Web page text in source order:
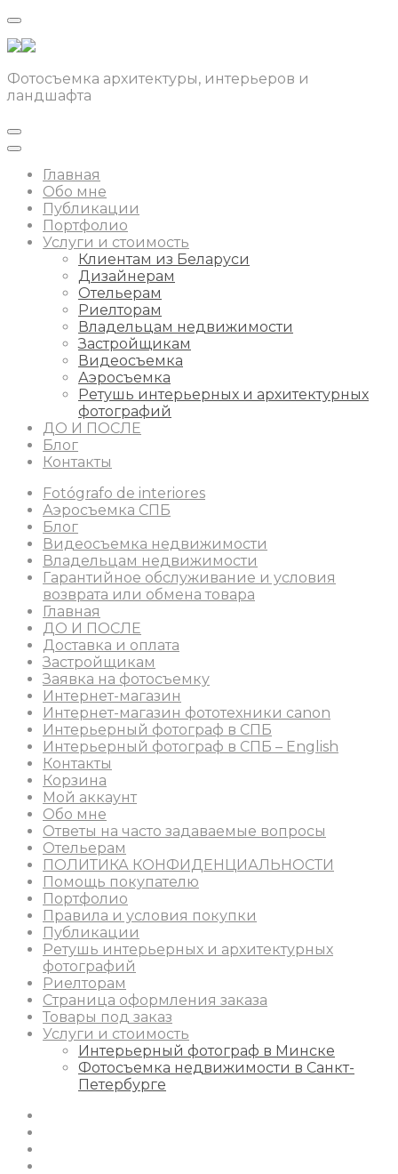
Фотосъемка архитектуры, интерьеров и
ландшафта
Главная
Обо мне
Публикации
Портфолио
Услуги и стоимость
Клиентам из Беларуси
Дизайнерам
Отельерам
Риелторам
Владельцам недвижимости
Застройщикам
Видеосъемка
Аэросъемка
Ретушь интерьерных и архитектурных
фотографий
ДО И ПОСЛЕ
Блог
Контакты
Fotógrafo de interiores
Аэросъемка СПБ
Блог
Видеосъемка недвижимости
Владельцам недвижимости
Гарантийное обслуживание и условия
возврата или обмена товара
Главная
ДО И ПОСЛЕ
Доставка и оплата
Застройщикам
Заявка на фотосъемку
Интернет-магазин
Интернет-магазин фототехники canon
Интерьерный фотограф в СПБ
Интерьерный фотограф в СПБ – English
Контакты
Корзина
Мой аккаунт
Обо мне
Ответы на часто задаваемые вопросы
Отельерам
ПОЛИТИКА КОНФИДЕНЦИАЛЬНОСТИ
Помощь покупателю
Портфолио
Правила и условия покупки
Публикации
Ретушь интерьерных и архитектурных
фотографий
Риелторам
Страница оформления заказа
Товары под заказ
Услуги и стоимость
Интерьерный фотограф в Минске
Фотосъемка недвижимости в Санкт-
Петербурге